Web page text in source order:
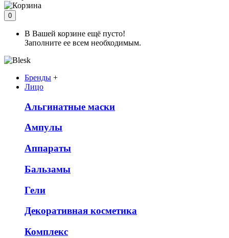
0
В Вашей корзине ещё пусто!
Заполните ее всем необходимым.
Бренды +
Лицо
Альгинатные маски
Ампулы
Аппараты
Бальзамы
Гели
Декоративная косметика
Комплекс